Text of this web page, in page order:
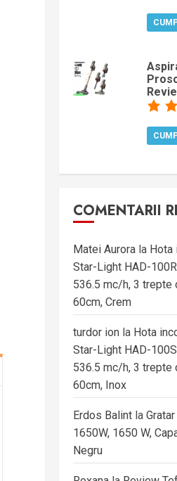
COMENTARII
Matei Aurora la Hota
Star-Light HAD-
536.5 mc/h, 3 trepte
60cm, Crem
turdor ion la Hota
Star-Light HAD-
536.5 mc/h, 3 trepte
60cm, Inox
Erdos Balint la
1650W, 1650 W,
Negru